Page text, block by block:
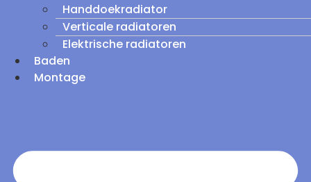
Handdoekradiator
Verticale radiatoren
Elektrische radiatoren
Baden
Montage